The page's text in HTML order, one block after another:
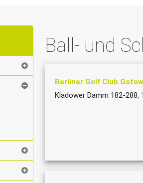
Ball- und
Berliner Golf Club
Kladower Damm 182-288,